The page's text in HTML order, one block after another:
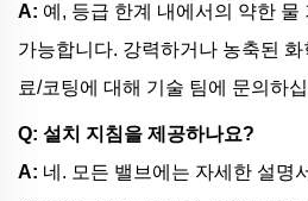
A: 예, 등급 한계 내에서의 약한 물
가능합니다. 강력하거나 농축된
료/코팅에 대해 기술 팀에 문의하
Q: 설치 지침을 제공하나요?
A: 네. 모든 밸브에는 자세한 설명